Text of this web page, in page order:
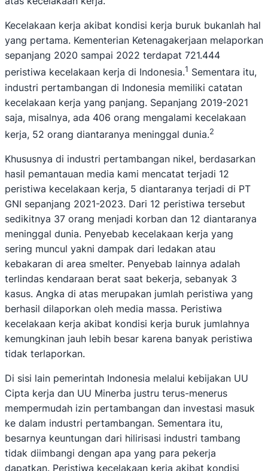
Kecelakaan kerja akibat kondisi kerja buruk bukanlah hal
yang pertama. Kementerian Ketenagakerjaan melaporkan
sepanjang 2020 sampai 2022 terdapat 721.444
peristiwa kecelakaan kerja di Indonesia.1 Sementara itu,
industri pertambangan di Indonesia memiliki catatan
kecelakaan kerja yang panjang. Sepanjang 2019-2021
saja, misalnya, ada 406 orang mengalami kecelakaan
kerja, 52 orang diantaranya meninggal dunia.2
Khususnya di industri pertambangan nikel, berdasarkan
hasil pemantauan media kami mencatat terjadi 12
peristiwa kecelakaan kerja, 5 diantaranya terjadi di PT
GNI sepanjang 2021-2023. Dari 12 peristiwa tersebut
sedikitnya 37 orang menjadi korban dan 12 diantaranya
meninggal dunia. Penyebab kecelakaan kerja yang
sering muncul yakni dampak dari ledakan atau
kebakaran di area smelter. Penyebab lainnya adalah
terlindas kendaraan berat saat bekerja, sebanyak 3
kasus. Angka di atas merupakan jumlah peristiwa yang
berhasil dilaporkan oleh media massa. Peristiwa
kecelakaan kerja akibat kondisi kerja buruk jumlahnya
kemungkinan jauh lebih besar karena banyak peristiwa
tidak terlaporkan.
Di sisi lain pemerintah Indonesia melalui kebijakan UU
Cipta kerja dan UU Minerba justru terus-menerus
mempermudah izin pertambangan dan investasi masuk
ke dalam industri pertambangan. Sementara itu,
besarnya keuntungan dari hilirisasi industri tambang
tidak diimbangi dengan apa yang para pekerja
dapatkan. Peristiwa kecelakaan kerja akibat kondisi